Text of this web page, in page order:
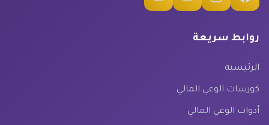
روابط سريعة
الرئيسية
كورسات الوعي المالي
أدوات الوعي المالي